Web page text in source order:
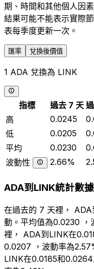
期、時間和其他個人因
結果可能不能表示實際
表每季度更新一次。
匯率 兌換後價值
1 ADA 兌換為 LINK
指標 過去 7 天
高
0.0245
低
0.0205
平均
0.0230
波動性
2.66%
ADA到LINK統計數據
在過去的 7 天裡，
動。平均值為0.0230
裡， ADA到LINK在
0.0207 ，波動率為
LINK在0.0185和